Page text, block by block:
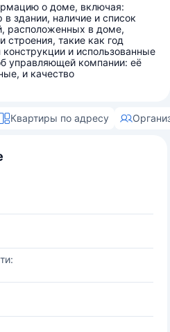
о доме, включая:
здании, наличие и список
расположенных в доме,
строения, такие как год
и использованные
управляющей компании: её
и качество
Квартиры по адресу